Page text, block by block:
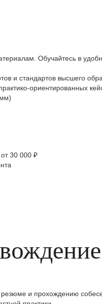
Обучайтесь в
и стандартов высшего
ориентированных
30 000 ₽
резюме и прохождению